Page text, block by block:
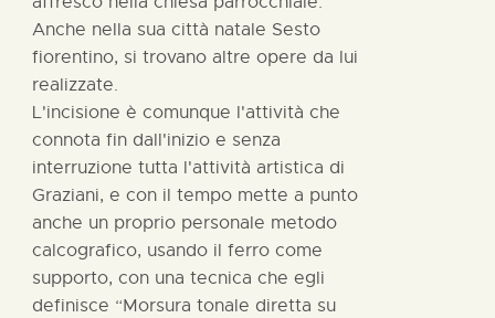
Anche nella sua città natale Sesto
fiorentino, si trovano altre opere da lui
realizzate.
L'incisione è comunque l'attività che
connota fin dall'inizio e senza
interruzione tutta l'attività artistica di
Graziani, e con il tempo mette a punto
anche un proprio personale metodo
calcografico, usando il ferro come
supporto, con una tecnica che egli
definisce “Morsura tonale diretta su